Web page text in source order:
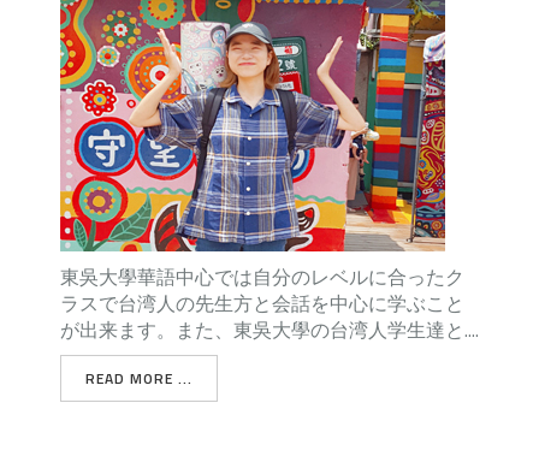
東吳大學華語中心では自分のレベルに合ったク
ラスで台湾人の先生方と会話を中心に学ぶこと
が出来ます。また、東吳大學の台湾人学生達と....
READ MORE ...